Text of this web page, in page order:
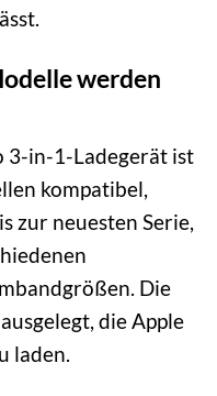
werden
3-in-1-Ladegerät ist
kompatibel,
zur neuesten Serie,
Die
die Apple
laden.